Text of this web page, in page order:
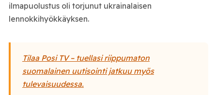
ilmapuolustus oli torjunut ukrainalaisen
lennokkihyökkäyksen.
Tilaa Posi TV – tuellasi riippumaton
suomalainen uutisointi jatkuu myös
tulevaisuudessa.